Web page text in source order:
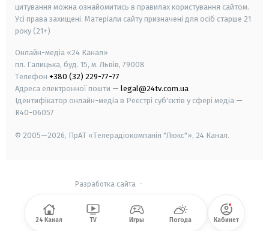
цитування можна ознайомитись в правилах користування сайтом.
Усі права захищені. Матеріали сайту призначені для осіб старше 21
року (21+)
Онлайн-медіа «24 Канал»
пл. Галицька, буд. 15, м. Львів, 79008
Телефон +380 (32) 229-77-77
Адреса електронної пошти — legal@24tv.com.ua
Ідентифікатор онлайн-медіа в Реєстрі суб'єктів у сфері медіа —
R40-06057
© 2005—2026, ПрАТ «Телерадіокомпанія "Люкс"», 24 Канал.
Разработка сайта -
24 Канал TV Игры Погода Кабинет